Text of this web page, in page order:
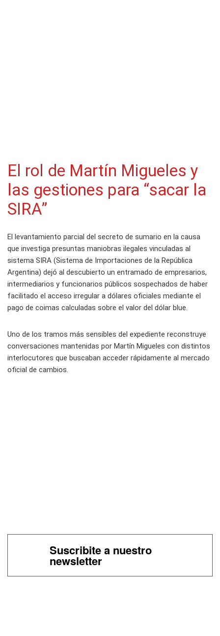
El rol de Martín Migueles y
las gestiones para “sacar la
SIRA”
El levantamiento parcial del secreto de sumario en la causa
que investiga presuntas maniobras ilegales vinculadas al
sistema SIRA (Sistema de Importaciones de la República
Argentina) dejó al descubierto un entramado de empresarios,
intermediarios y funcionarios públicos sospechados de haber
facilitado el acceso irregular a dólares oficiales mediante el
pago de coimas calculadas sobre el valor del dólar blue.
Uno de los tramos más sensibles del expediente reconstruye
conversaciones mantenidas por Martín Migueles con distintos
interlocutores que buscaban acceder rápidamente al mercado
oficial de cambios.
Suscribite a nuestro
newsletter